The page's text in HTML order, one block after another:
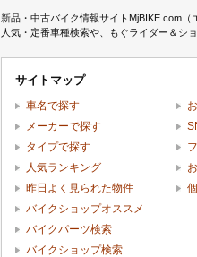
新品・中古バイク情報サイトMjBIKE.com
人気・定番車種検索や、もぐライダー＆シ
サイトマップ
車名で探す
メーカーで探す
タイプで探す
人気ランキング
昨日よく見られた物件
バイクショップオススメ
バイクパーツ検索
バイクショップ検索